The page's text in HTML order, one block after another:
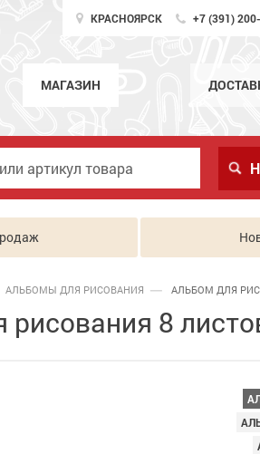
КРАСНОЯРСК +7 (391)
МАГАЗИН
АЛЬБОМЫ ДЛЯ РИСОВАНИЯ АЛЬБОМ ДЛЯ
рисования 8